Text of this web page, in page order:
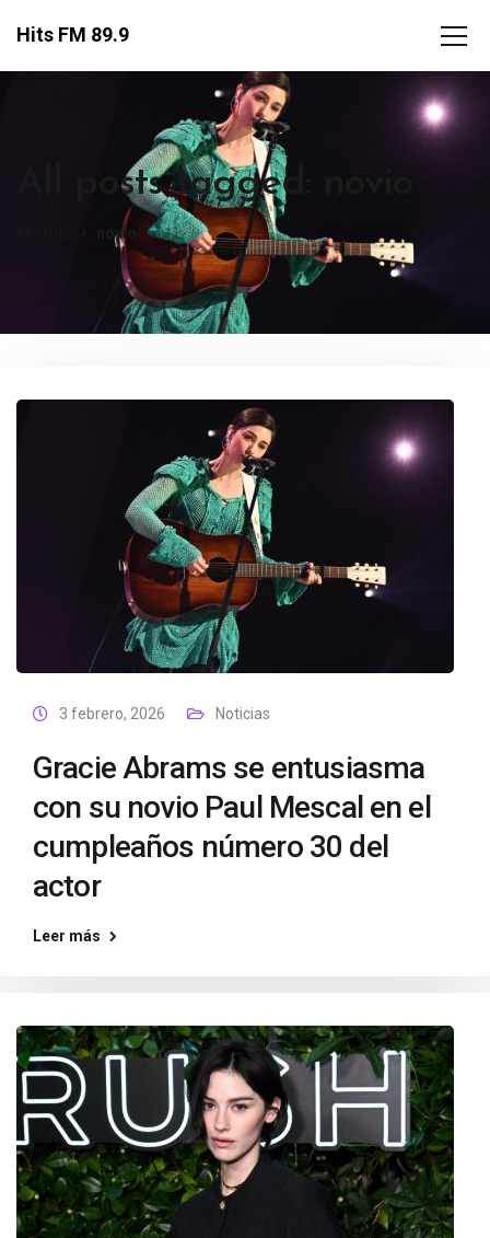
Hits FM 89.9
All posts tagged: novio
novio
3 febrero, 2026 Noticias
Gracie Abrams se entusiasma
con su novio Paul Mescal en el
cumpleaños número 30 del
actor
Leer más